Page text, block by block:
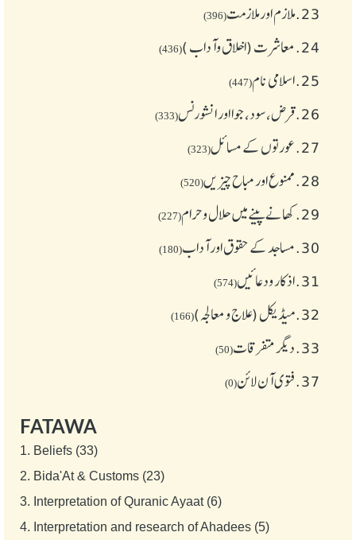
23. ملازم اور ملازمت(396)
24. معاشرت (اخلاق وآداب )(436)
25. اسلامی نام(447)
26. قرض،سود، جوا اور انشورنس(333)
27. عورتوں کے مسائل(323)
28. ممنوع اور مباح چیز یں(520)
29. کھانے پینے میں حلال و حرام(227)
30. مساجد کے حقوق اور آداب(180)
31. اذکار ودعائیں(574)
32. میڈیکل (علاج و معالجہ)(166)
33. دیگر متفرقات(50)
37. فتوی آن لائن(0)
FATAWA
1. Beliefs (33)
2. Bida'At & Customs (23)
3. Interpretation of Quranic Ayaat (6)
4. Interpretation and research of Ahadees (5)